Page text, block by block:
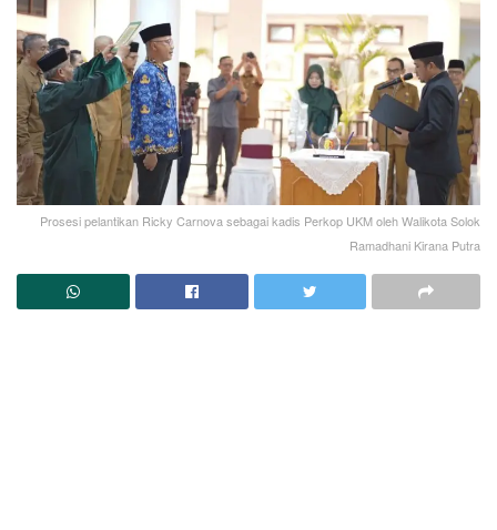
Prosesi pelantikan Ricky Carnova sebagai kadis Perkop UKM oleh Walikota Solok
Ramadhani Kirana Putra